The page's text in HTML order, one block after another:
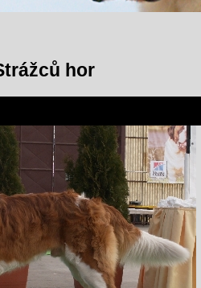
hor